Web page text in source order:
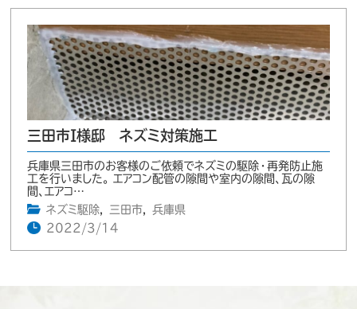
三田市I様邸 ネズミ対策施工
兵庫県三田市のお客様のご依頼でネズミの駆除・再発防止施
工を行いました。 エアコン配管の隙間や室内の隙間、瓦の隙
間、エアコ…
ネズミ駆除
三田市
兵庫県
2022/3/14